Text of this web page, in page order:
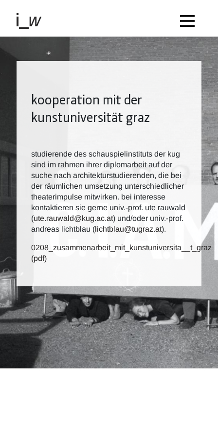
kooperation mit der
kunstuniversität graz
studierende des schauspielinstituts der kug
sind im rahmen ihrer diplomarbeit auf der
suche nach architekturstudierenden, die bei
der räumlichen umsetzung unterschiedlicher
theaterimpulse mitwirken. bei interesse
kontaktieren sie gerne univ.-prof. ute rauwald
(ute.rauwald@kug.ac.at) und/oder univ.-prof.
andreas lichtblau (lichtblau@tugraz.at).
0208_zusammenarbeit_mit_kunstuniversita__t_graz
(pdf)